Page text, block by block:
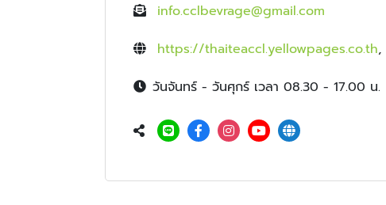
info.cclbevrage@gmail.com
https://thaiteaccl.yellowpages.co.th,
วันจันทร์ - วันศุกร์ เวลา 08.30 - 17.00 น.